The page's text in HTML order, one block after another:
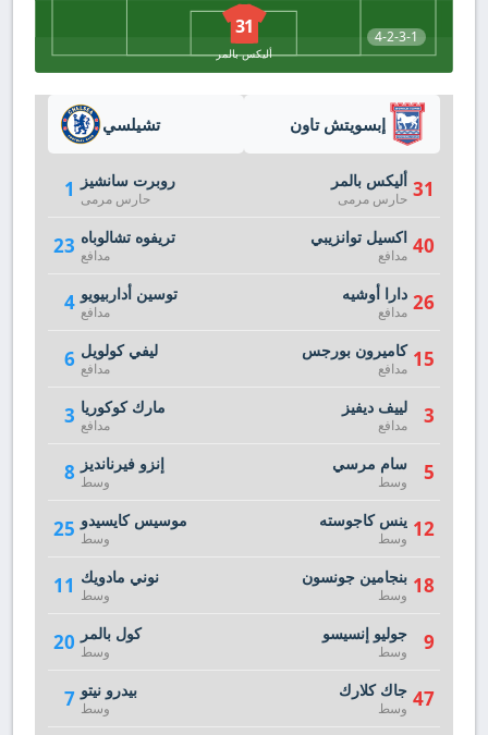
4-2-3-1
31
أليكس بالمر
تشيلسي
1 روبرت سانشيز
حارس مرمى
23 تريفوه تشالوباه
مدافع
4 توسين أداربيويو
مدافع
6 ليفي كولويل
مدافع
3 مارك كوكوريا
مدافع
8 إنزو فيرنانديز
وسط
25 موسيس كايسيدو
وسط
11 نوني مادويك
وسط
20 كول بالمر
وسط
7 بيدرو نيتو
وسط
إبسويتش تاون
31 أليكس بالمر
حارس مرمى
40 اكسيل توانزيبي
مدافع
26 دارا أوشيه
مدافع
15 كاميرون بورجس
مدافع
3 لييف ديفيز
مدافع
5 سام مرسي
وسط
12 ينس كاجوسته
وسط
18 بنجامين جونسون
وسط
9 جوليو إنسيسو
وسط
47 جاك كلارك
وسط